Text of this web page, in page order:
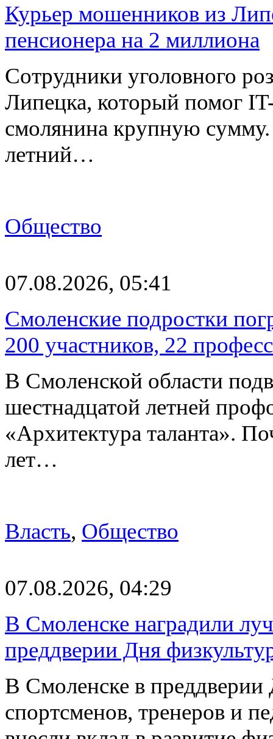
Курьер мошенников из
пенсионера на 2 миллиона
Сотрудники уголовного
Липецка, который помог
смолянина крупную
летний…
Общество
07.08.2026, 05:41
Смоленские подростки
200 участников, 22
В Смоленской области
шестнадцатой летней
«Архитектура таланта».
лет…
Власть, Общество
07.08.2026, 04:29
В Смоленске наградили
преддверии Дня
В Смоленске в преддверии
спортсменов, тренеров и